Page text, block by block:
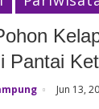
Pantai
Jun 13,